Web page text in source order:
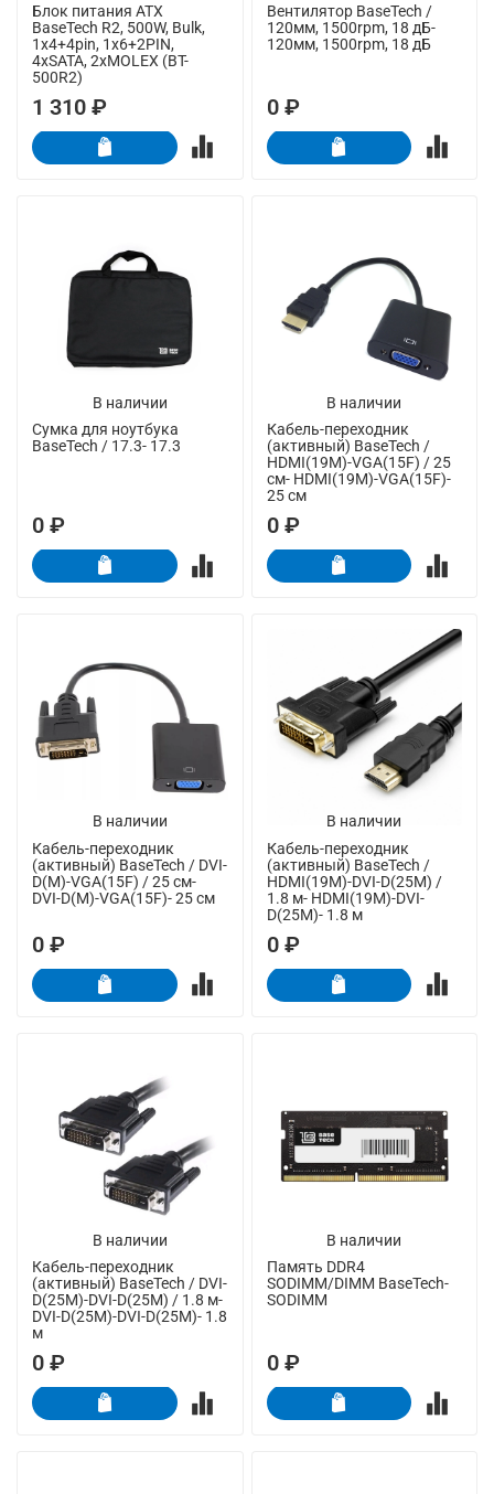
Блок питания ATX
BaseTech R2, 500W, Bulk,
1x4+4pin, 1x6+2PIN,
4xSATA, 2xMOLEX (BT-
500R2)
1 310 ₽
Вентилятор BaseTech /
120мм, 1500rpm, 18 дБ-
120мм, 1500rpm, 18 дБ
0 ₽
В наличии
Сумка для ноутбука
BaseTech / 17.3- 17.3
0 ₽
В наличии
Кабель-переходник
(активный) BaseTech /
HDMI(19M)-VGA(15F) / 25
см- HDMI(19M)-VGA(15F)-
25 см
0 ₽
В наличии
Кабель-переходник
(активный) BaseTech / DVI-
D(M)-VGA(15F) / 25 см-
DVI-D(M)-VGA(15F)- 25 см
0 ₽
В наличии
Кабель-переходник
(активный) BaseTech /
HDMI(19M)-DVI-D(25M) /
1.8 м- HDMI(19M)-DVI-
D(25M)- 1.8 м
0 ₽
В наличии
Кабель-переходник
(активный) BaseTech / DVI-
D(25M)-DVI-D(25M) / 1.8 м-
DVI-D(25M)-DVI-D(25M)- 1.8
м
0 ₽
В наличии
Память DDR4
SODIMM/DIMM BaseTech-
SODIMM
0 ₽